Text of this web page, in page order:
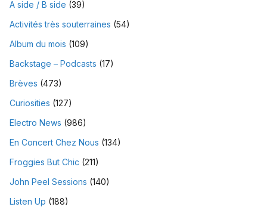
A side / B side (39)
Activités très souterraines (54)
Album du mois (109)
Backstage – Podcasts (17)
Brèves (473)
Curiosities (127)
Electro News (986)
En Concert Chez Nous (134)
Froggies But Chic (211)
John Peel Sessions (140)
Listen Up (188)